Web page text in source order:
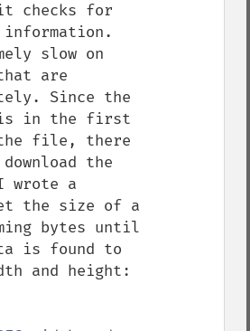
checks for
information.
slow on
are
Since the
is in the first
file, there
the
a
the size of a
bytes until
is found to
and height: